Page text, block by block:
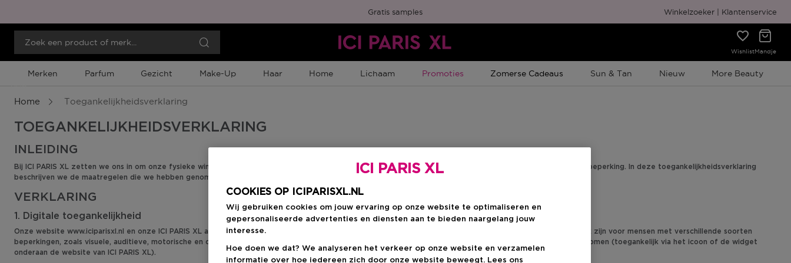
Gratis samples Gratis cadeauverpakking
Winkelzoeker Klantenservice
WishlistMandje
Merken Parfum Gezicht Make-Up Haar Home Lichaam Tijdelijke Promotie
Promoties Tijdelijke Promotie
Zomerse Cadeaus Sun & Tan Nieuw More Beauty
Home Toegankelijkheidsverklaring
TOEGANKELIJKHEIDSVERKLARING
INLEIDING
Bij ICI PARIS XL zetten we ons in om onze fysieke winkels, websites en mobiele applicaties toegankelijk te maken voor iedereen, ook voor personen met een beperking. In deze toegankelijkheidsverklaring
beschrijven we de maatregelen die we hebben genomen om te voldoen aan de Europese toegankelijkheidswet.
VERKLARING
1. Digitale toegankelijkheid
Onze website www.iciparisxl.nl
en onze ICI PARIS XL app voldoen aan de Europese toegankelijkheidswet. Dit betekent dat onze digitale platforms toegankelijk zijn voor mensen met verschillende soorten
beperkingen, zoals visuele, auditieve, motorische en cognitieve. Om ons commitment kracht bij te zetten, hebben we de externe tool UserWay in gebruik genomen (toegankelijk via het icoon of de widget
onderaan de website van ICI PARIS XL).
ICI PARIS XL
COOKIES OP ICIPARISXL.NL
Wij gebruiken cookies om jouw ervaring op onze website te optimaliseren en
gepersonaliseerde advertenties en diensten aan te bieden naargelang jouw
interesse.
Hoe doen we dat? We analyseren het verkeer op onze website en verzamelen
informatie over hoe iedereen zich door onze website beweegt. Lees ons